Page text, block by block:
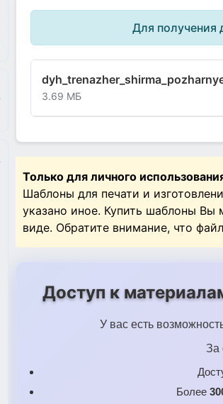
Для получения
3.69 МБ
Только для личного
Шаблоны для печати и
указано иное. Купить шаблоны
виде. Обратите внимание, что
Доступ к
У вас есть
За
Более